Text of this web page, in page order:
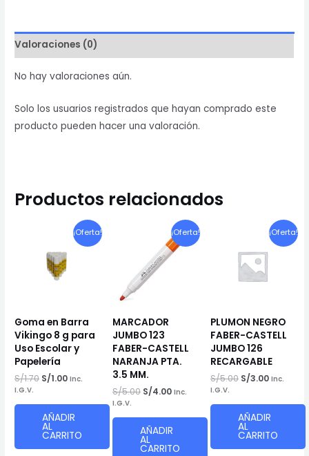
L-
123
NEGRO
cantidad
Valoraciones (0)
No hay valoraciones aún.
Solo los usuarios registrados que hayan comprado este
producto pueden hacer una valoración.
Productos relacionados
¡Oferta!
Goma en Barra
Vikingo 8 g para
Uso Escolar y
Papelería
S/1.70 El
era:
S/1.70.
S/1.00El
S/1.00.
Inc.
I.G.V.
AÑADIR
AL
CARRITO
¡Oferta!
MARCADOR
JUMBO 123
FABER-CASTELL
NARANJA PTA.
3.5 MM.
S/5.00 El
era:
S/5.00.
S/4.00El
S/4.00.
Inc.
I.G.V.
AÑADIR
AL
CARRITO
¡Oferta!
PLUMON NEGRO
FABER-CASTELL
JUMBO 126
RECARGABLE
S/5.00 El
era:
S/5.00.
S/3.00El
S/3.00.
Inc.
I.G.V.
AÑADIR
AL
CARRITO